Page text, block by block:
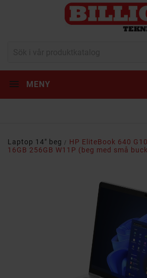
MENY
Laptop 14" beg
HP EliteBook 640
16GB 256GB W11P (beg med små